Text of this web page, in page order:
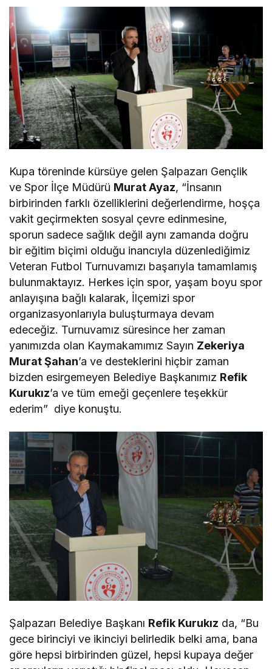
Kupa töreninde kürsüye gelen Şalpazarı Gençlik
ve Spor İlçe Müdürü Murat Ayaz, “İnsanın
birbirinden farklı özelliklerini değerlendirme, hoşça
vakit geçirmekten sosyal çevre edinmesine,
sporun sadece sağlık değil aynı zamanda doğru
bir eğitim biçimi olduğu inancıyla düzenlediğimiz
Veteran Futbol Turnuvamızı başarıyla tamamlamış
bulunmaktayız. Herkes için spor, yaşam boyu spor
anlayışına bağlı kalarak, İlçemizi spor
organizasyonlarıyla buluşturmaya devam
edeceğiz. Turnuvamız süresince her zaman
yanımızda olan Kaymakamımız Sayın Zekeriya
Murat Şahan’a ve desteklerini hiçbir zaman
bizden esirgemeyen Belediye Başkanımız Refik
Kurukız’a ve tüm emeği geçenlere teşekkür
ederim” diye konuştu.
Şalpazarı Belediye Başkanı Refik Kurukız da, “Bu
gece birinciyi ve ikinciyi belirledik belki ama, bana
göre hepsi birbirinden güzel, hepsi kupaya değer